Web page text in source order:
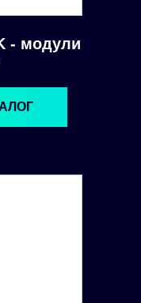
- модули